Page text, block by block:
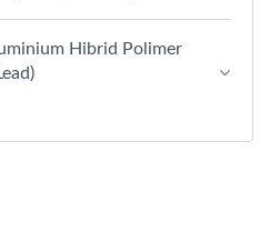
Hibrid Polimer